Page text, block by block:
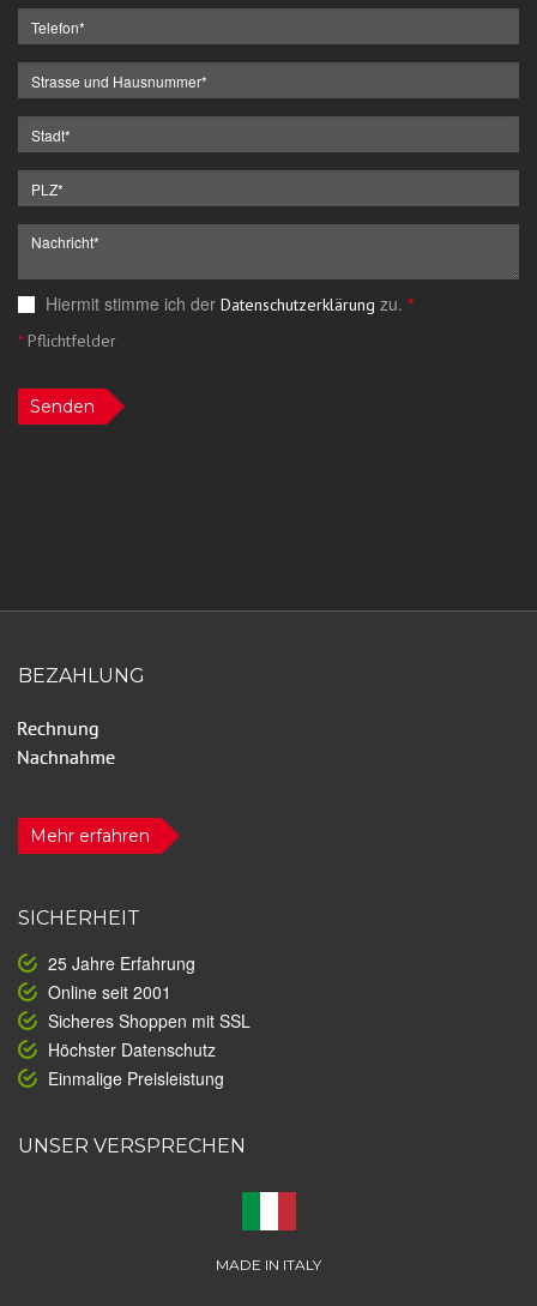
Hiermit stimme ich der Datenschutzerklärung zu. *
*Pflichtfelder
Senden
BEZAHLUNG
Mehr erfahren
SICHERHEIT
25 Jahre Erfahrung
Online seit 2001
Sicheres Shoppen mit SSL
Höchster Datenschutz
Einmalige Preisleistung
UNSER VERSPRECHEN
MADE IN ITALY